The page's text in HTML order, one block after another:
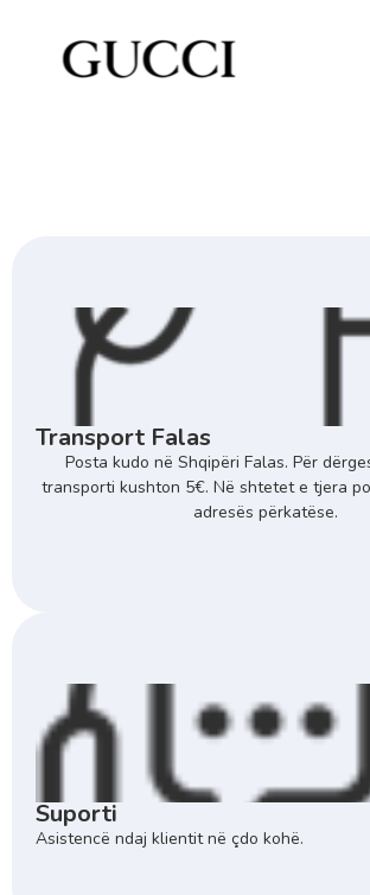
Transport Falas
Posta kudo në Shqipëri Falas. Për
transporti kushton 5€. Në shtetet e tjera
adresës përkatëse.
Suporti
Asistencë ndaj klientit në çdo kohë.